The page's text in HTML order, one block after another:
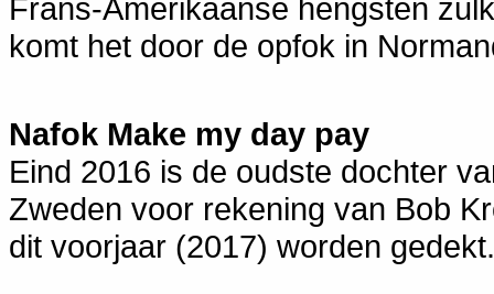
Frans-Amerikaanse hengsten
komt het door de opfok in
Nafok Make my day pay
Eind 2016 is de oudste dochter
Zweden voor rekening van Bob
dit voorjaar (2017) worden gedekt.